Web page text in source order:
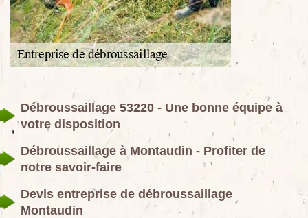
Débroussaillage 53220 - Une bonne équipe à
votre disposition
Débroussaillage à Montaudin - Profiter de
notre savoir-faire
Devis entreprise de débroussaillage
Montaudin